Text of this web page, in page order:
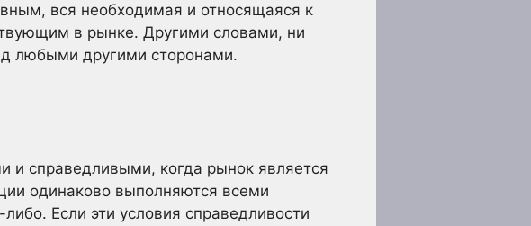
вся необходимая и относящаяся к
в рынке. Другими словами, ни
любыми другими сторонами.
справедливыми, когда рынок является
одинаково выполняются всеми
Если эти условия справедливости